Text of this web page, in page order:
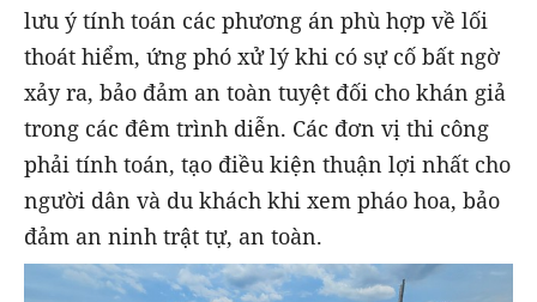
lưu ý tính toán các phương án phù hợp về lối
thoát hiểm, ứng phó xử lý khi có sự cố bất ngờ
xảy ra, bảo đảm an toàn tuyệt đối cho khán giả
trong các đêm trình diễn. Các đơn vị thi công
phải tính toán, tạo điều kiện thuận lợi nhất cho
người dân và du khách khi xem pháo hoa, bảo
đảm an ninh trật tự, an toàn.